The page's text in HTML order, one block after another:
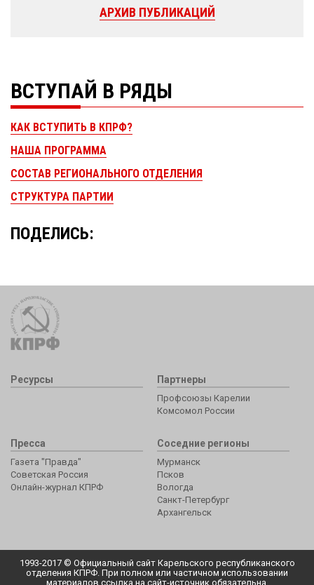
АРХИВ ПУБЛИКАЦИЙ
ВСТУПАЙ В РЯДЫ
КАК ВСТУПИТЬ В КПРФ?
НАША ПРОГРАММА
СОСТАВ РЕГИОНАЛЬНОГО ОТДЕЛЕНИЯ
СТРУКТУРА ПАРТИИ
ПОДЕЛИСЬ:
Ресурсы Партнеры
Профсоюзы Карелии
Комсомол России
Пресса
Газета "Правда"
Советская Россия
Онлайн-журнал КПРФ
Соседние регионы
Мурманск
Псков
Вологда
Санкт-Петербург
Архангельск
1993-2017 © Официальный сайт Карельского республиканского
отделения КПРФ. При полном или частичном использовании
материалов ссылка на сайт-источник обязательна.